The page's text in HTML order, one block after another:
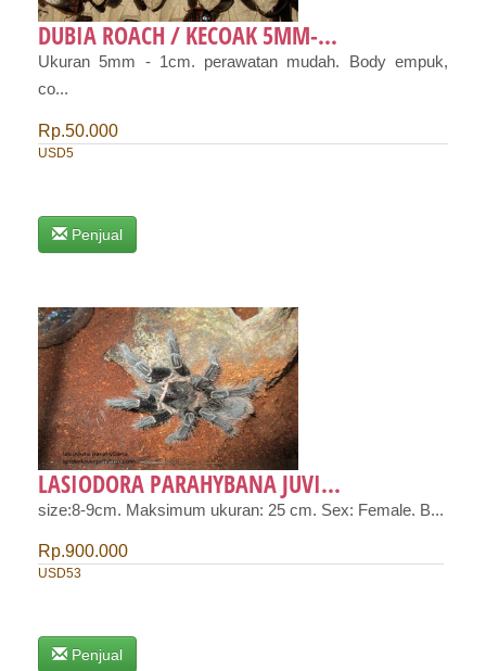
DUBIA ROACH / KECOAK 5MM-...
Ukuran 5mm - 1cm. perawatan mudah. Body empuk,
co...
Rp.50.000
USD5
Penjual
LASIODORA PARAHYBANA JUVI...
size:8-9cm. Maksimum ukuran: 25 cm. Sex: Female. B...
Rp.900.000
USD53
Penjual